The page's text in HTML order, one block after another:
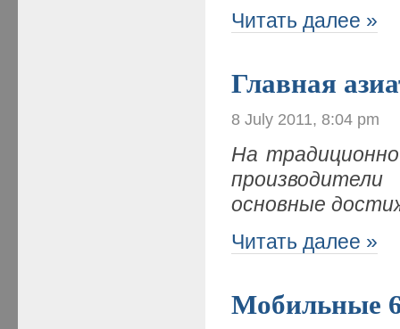
Читать далее »
Главная
8 July 2011, 8:04 pm
На
основные
Читать далее »
Мобильные